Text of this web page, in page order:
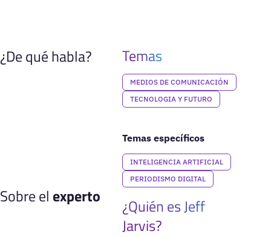
¿De qué habla? Temas
MEDIOS DE COMUNICACIÓN
TECNOLOGIA Y FUTURO
Temas específicos
INTELIGENCIA ARTIFICIAL
PERIODISMO DIGITAL
Sobre el experto
¿Quién es Jeff
Jarvis?